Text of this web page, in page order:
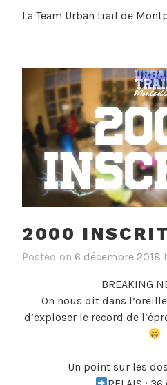
La Team Urban trail de
2000
Posted on 6 décembre 2018
BREAKING
On nous dit dans
d’exploser le record de
Un point sur les